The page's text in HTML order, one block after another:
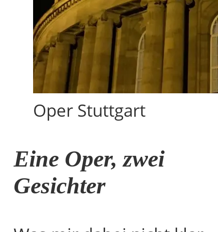
Oper Stuttgart
Eine Oper, zwei
Gesichter